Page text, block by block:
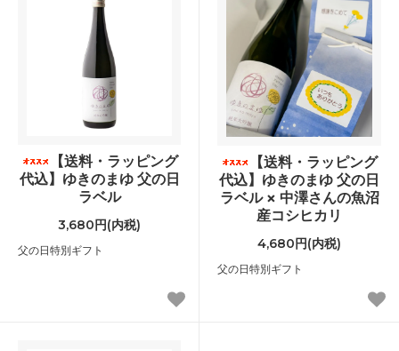
【送料・ラッピング
代込】ゆきのまゆ 父の日
ラベル
3,680円(内税)
父の日特別ギフト
【送料・ラッピング
代込】ゆきのまゆ 父の日
ラベル × 中澤さんの魚沼
産コシヒカリ
4,680円(内税)
父の日特別ギフト